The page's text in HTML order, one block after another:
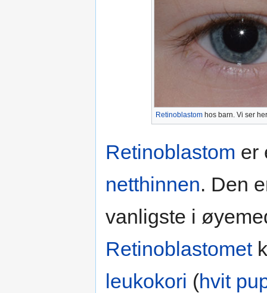
Retinoblastom hos barn. Vi ser
Retinoblastom er
netthinnen. Den
vanligste i
Retinoblastomet
leukokori (hvit